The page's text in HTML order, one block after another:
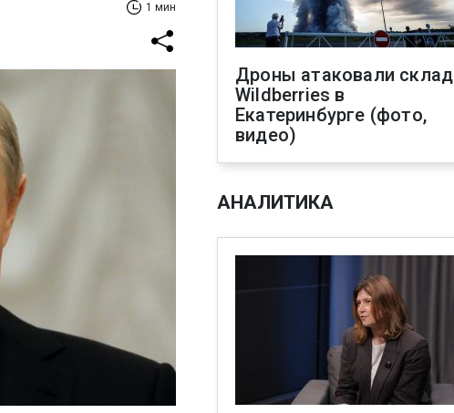
1 мин
Дроны атаковали склад
Wildberries в
Екатеринбурге (фото,
видео)
АНАЛИТИКА